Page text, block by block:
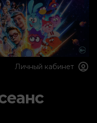
Личный кабинет